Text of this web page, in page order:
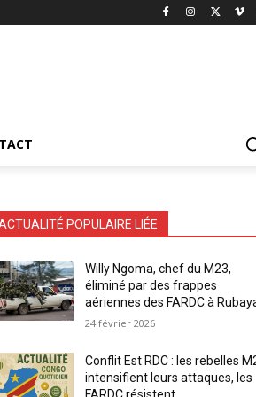
POPULAIRE LIÉE
Willy Ngoma, chef du M23,
éliminé par des frappes
aériennes des FARDC à
24 février 2026
Conflit Est RDC : les rebelles
intensifient leurs attaques, les